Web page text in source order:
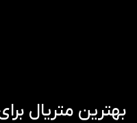
بهترین متریال